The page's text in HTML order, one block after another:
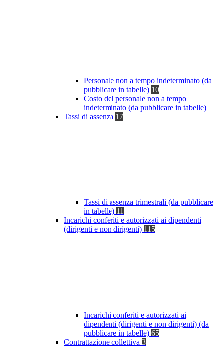
Personale non a tempo indeterminato (da
pubblicare in tabelle) 10
Costo del personale non a tempo
indeterminato (da pubblicare in tabelle)
Tassi di assenza 17
Tassi di assenza trimestrali (da pubblicare
in tabelle) 11
Incarichi conferiti e autorizzati ai dipendenti
(dirigenti e non dirigenti) 115
Incarichi conferiti e autorizzati ai
dipendenti (dirigenti e non dirigenti) (da
pubblicare in tabelle) 65
Contrattazione collettiva 3